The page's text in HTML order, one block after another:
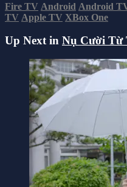
Fire TV Android Android
TV Apple TV XBox One
Up Next in Nụ Cười Từ